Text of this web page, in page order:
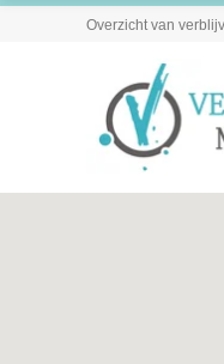
Overzicht van